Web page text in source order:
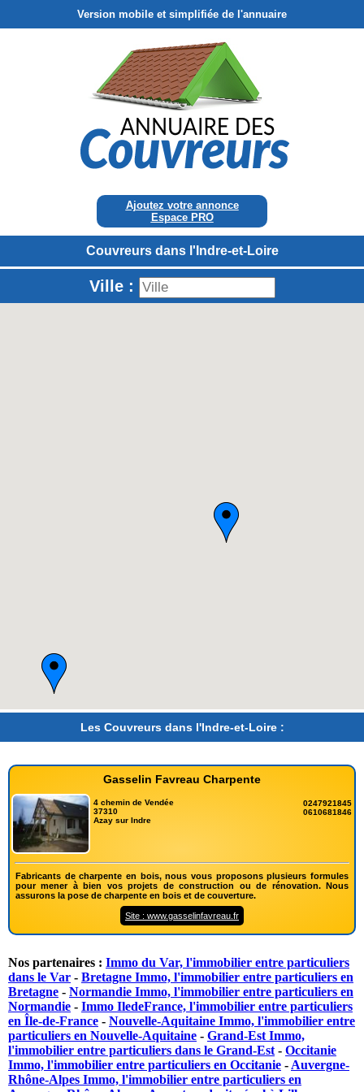
Version mobile et simplifiée de l'annuaire
Ajoutez votre annonce
Espace PRO
Couvreurs dans l'Indre-et-Loire
Ville :
Les Couvreurs dans l'Indre-et-Loire :
Gasselin Favreau Charpente
4 chemin de Vendée
37310
Azay sur Indre
0247921845
0610681846
Fabricants de charpente en bois, nous vous proposons plusieurs formules
pour mener à bien vos projets de construction ou de rénovation. Nous
assurons la pose de charpente en bois et de couverture.
Site : www.gasselinfavreau.fr
Nos partenaires : Immo du Var, l'immobilier entre particuliers
dans le Var - Bretagne Immo, l'immobilier entre particuliers en
Bretagne - Normandie Immo, l'immobilier entre particuliers en
Normandie - Immo IledeFrance, l'immobilier entre particuliers
en Île-de-France - Nouvelle-Aquitaine Immo, l'immobilier entre
particuliers en Nouvelle-Aquitaine - Grand-Est Immo,
l'immobilier entre particuliers dans le Grand-Est - Occitanie
Immo, l'immobilier entre particuliers en Occitanie - Auvergne-
Rhône-Alpes Immo, l'immobilier entre particuliers en